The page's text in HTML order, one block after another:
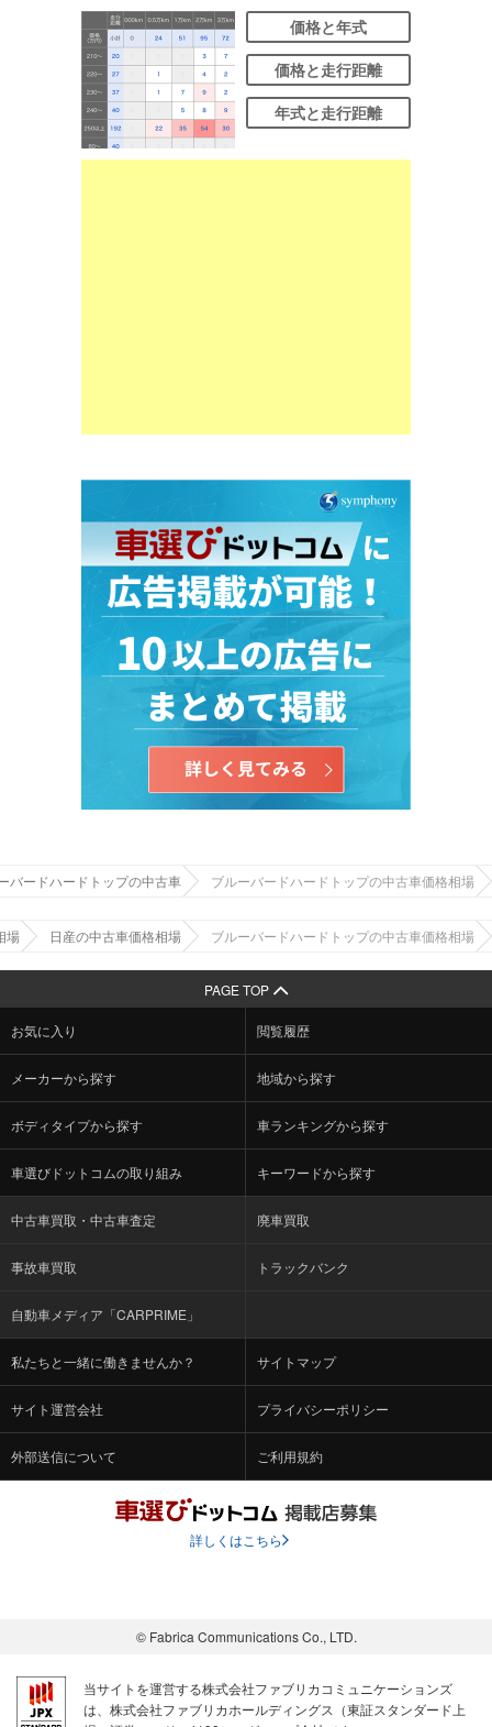
価格と年式
価格と走行距離
年式と走行距離
バードハードトップの中古車 ブルーバードハードトップの中古車価格相場
場 日産の中古車価格相場 ブルーバードハードトップの中古車価格相場
PAGE TOP
お気に入り 閲覧履歴
メーカーから探す 地域から探す
ボディタイプから探す 車ランキングから探す
車選びドットコムの取り組み キーワードから探す
中古車買取・中古車査定 廃車買取
事故車買取 トラックバンク
自動車メディア「CARPRIME」
私たちと一緒に働きませんか？ サイトマップ
サイト運営会社 プライバシーポリシー
外部送信について ご利用規約
詳しくはこちら
© Fabrica Communications Co., LTD.
当サイトを運営する株式会社ファブリカコミュニケーションズ
は、株式会社ファブリカホールディングス（東証スタンダード上